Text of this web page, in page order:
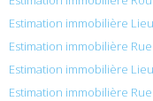
Estimation immobilière
Estimation immobilière
Estimation immobilière
Estimation immobilière